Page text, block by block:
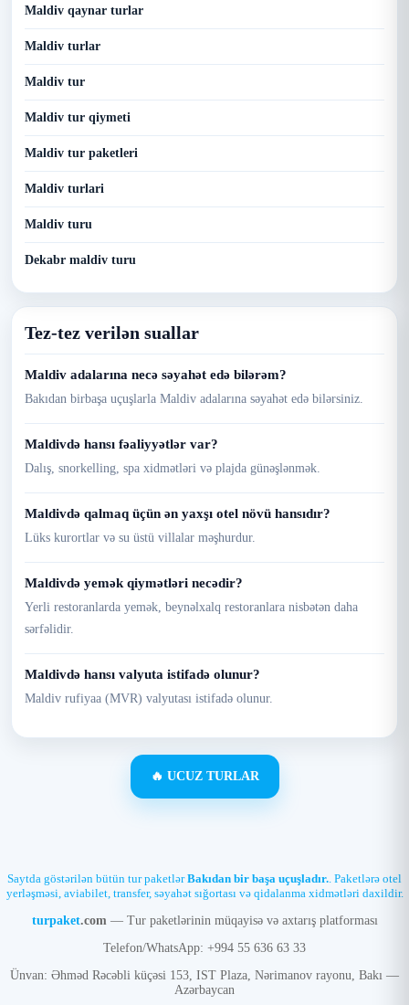
Maldiv qaynar turlar
Maldiv turlar
Maldiv tur
Maldiv tur qiymeti
Maldiv tur paketleri
Maldiv turlari
Maldiv turu
Dekabr maldiv turu
Tez-tez verilən suallar
Maldiv adalarına necə səyahət edə bilərəm?
Bakıdan birbaşa uçuşlarla Maldiv adalarına səyahət edə bilərsiniz.
Maldivdə hansı fəaliyyətlər var?
Dalış, snorkelling, spa xidmətləri və plajda günəşlənmək.
Maldivdə qalmaq üçün ən yaxşı otel növü hansıdır?
Lüks kurortlar və su üstü villalar məşhurdur.
Maldivdə yemək qiymətləri necədir?
Yerli restoranlarda yemək, beynəlxalq restoranlara nisbətən daha
sərfəlidir.
Maldivdə hansı valyuta istifadə olunur?
Maldiv rufiyaa (MVR) valyutası istifadə olunur.
🔥 UCUZ TURLAR
Saytda göstərilən bütün tur paketlərBakıdan bir başa uçuşladır.. Paketlərə otel
yerləşməsi, aviabilet, transfer, səyahət sığortası və qidalanma xidmətləri daxildir.
turpaket.com— Tur paketlərinin müqayisə və axtarış platforması
Telefon/WhatsApp: +994 55 636 63 33
Ünvan: Əhməd Rəcəbli küçəsi 153, IST Plaza, Nərimanov rayonu, Bakı —
Azərbaycan